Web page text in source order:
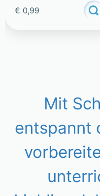
€ 0,99
Mit
entspannt